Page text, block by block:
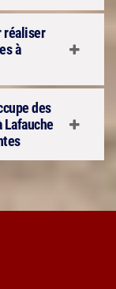
réaliser
à
des
Lafauche